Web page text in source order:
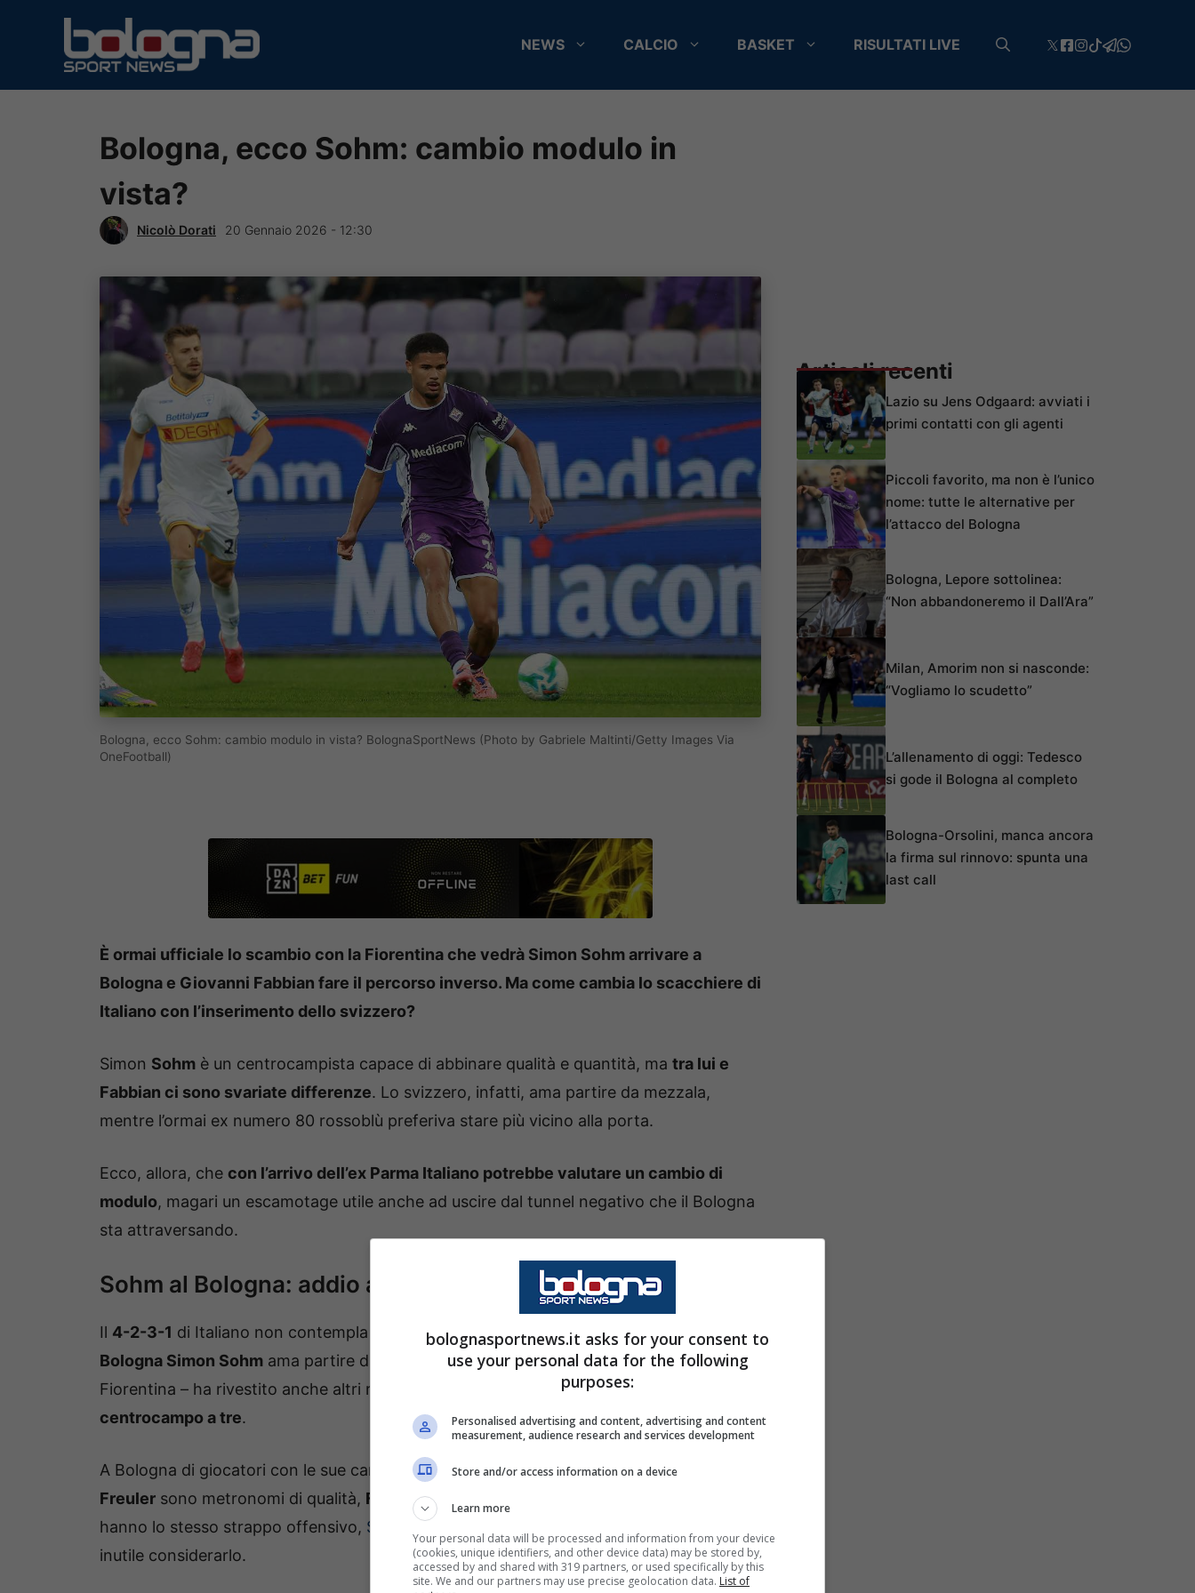
contenuto
NEWS CALCIO BASKET RISULTATI LIVE
Bologna, ecco Sohm: cambio modulo in
vista?
Nicolò Dorati 20 Gennaio 2026 - 12:30
Bologna, ecco Sohm: cambio modulo in vista? BolognaSportNews (Photo by Gabriele Maltinti/Getty Images Via
OneFootball)
È ormai ufficiale lo scambio con la Fiorentina che vedrà Simon Sohm arrivare a
Bologna e Giovanni Fabbian fare il percorso inverso. Ma come cambia lo scacchiere di
Italiano con l’inserimento dello svizzero?
Simon Sohm è un centrocampista capace di abbinare qualità e quantità, ma tra lui e
Fabbian ci sono svariate differenze. Lo svizzero, infatti, ama partire da mezzala,
mentre l’ormai ex numero 80 rossoblù preferiva stare più vicino alla porta.
Ecco, allora, che con l’arrivo dell’ex Parma Italiano potrebbe valutare un cambio di
modulo, magari un escamotage utile anche ad uscire dal tunnel negativo che il Bologna
sta attraversando.
Sohm al Bologna: addio al 4-2-3-1?
Il 4-2-3-1 di Italiano non contempla di certo le mezzali, eppureil nuovo acquisto del
Bologna Simon Sohm ama partire da quella posizione. In carriera – tra Parma e
Fiorentina – ha rivestito anche altri ruoli, è vero, ma l’habitat ideale dello svizzero è il
centrocampo a tre.
A Bologna di giocatori con le sue caratteristiche attualmente non ce ne sono:
Freuler sono metronomi di qualità, Ferguson e Pobega
hanno lo stesso strappo offensivo, Sulemana poi è promesso sposo del Cagliari
inutile considerarlo.
Articoli recenti
Lazio su Jens Odgaard: avviati i
primi contatti con gli agenti
Piccoli favorito, ma non è l’unico
nome: tutte le alternative per
l’attacco del Bologna
Bologna, Lepore sottolinea:
“Non abbandoneremo il Dall’Ara”
Milan, Amorim non si nasconde:
“Vogliamo lo scudetto”
L’allenamento di oggi: Tedesco
si gode il Bologna al completo
Bologna-Orsolini, manca ancora
la firma sul rinnovo: spunta una
last call
bolognasportnews.it asks for your consent to
use your personal data for the following
purposes:
Personalised advertising and content, advertising and content
measurement, audience research and services development
Store and/or access information on a device
Learn more
Your personal data will be processed and information from your device
(cookies, unique identifiers, and other device data) may be stored by,
accessed by and shared with 319 partners, or used specifically by this
site. We and our partners may use precise geolocation data. List of